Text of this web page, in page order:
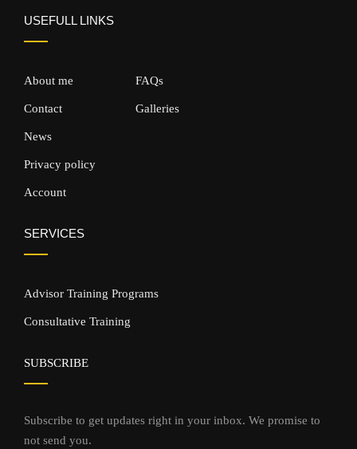
USEFULL LINKS
About me
Contact
News
Privacy policy
Account
FAQs
Galleries
SERVICES
Advisor Training Programs
Consultative Training
SUBSCRIBE
Subscribe to get updates right in your inbox. We promise to
not send you.